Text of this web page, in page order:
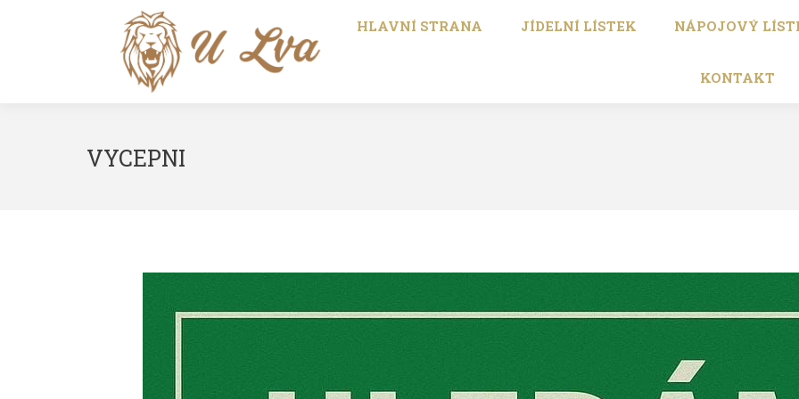
HLAVNÍ STRANA JÍDELNÍ LÍSTEK NÁPOJOVÝ
KONTAKT
VYCEPNI